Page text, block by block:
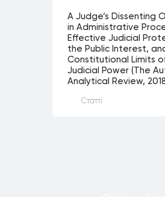
A Judge’s Dissenting
in Administrative
Effective Judicial
the Public Interest,
Constitutional Limits
Judicial Power (The
Analytical Review,
Статтi